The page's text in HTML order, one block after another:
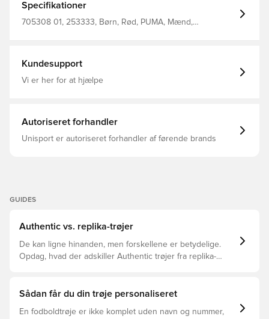
Specifikationer
705308 01, 253333, Børn, Rød, PUMA, Mænd,
Kundesupport
Vi er her for at hjælpe
Autoriseret forhandler
Unisport er autoriseret forhandler af førende brands
GUIDES
Authentic vs. replika-trøjer
De kan ligne hinanden, men forskellene er betydelige.
Opdag, hvad der adskiller Authentic trøjer fra replika-
Sådan får du din trøje personaliseret
En fodboldtrøje er ikke komplet uden navn og nummer,